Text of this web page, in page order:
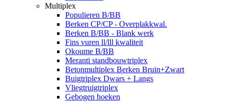
Multiplex
Populieren B/BB
Berken CP/CP - Overplakkwal.
Berken B/BB - Blank werk
Fins vuren ll/lll kwaliteit
Okoume B/BB
Meranti standbouwtriplex
Betonmultiplex Berken Bruin+Zwart
Buigtriplex Dwars + Langs
Vliegtruigtriplex
Gebogen hoeken